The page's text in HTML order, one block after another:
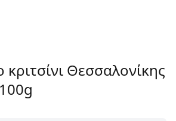
κριτσίνι Θεσσαλονίκης